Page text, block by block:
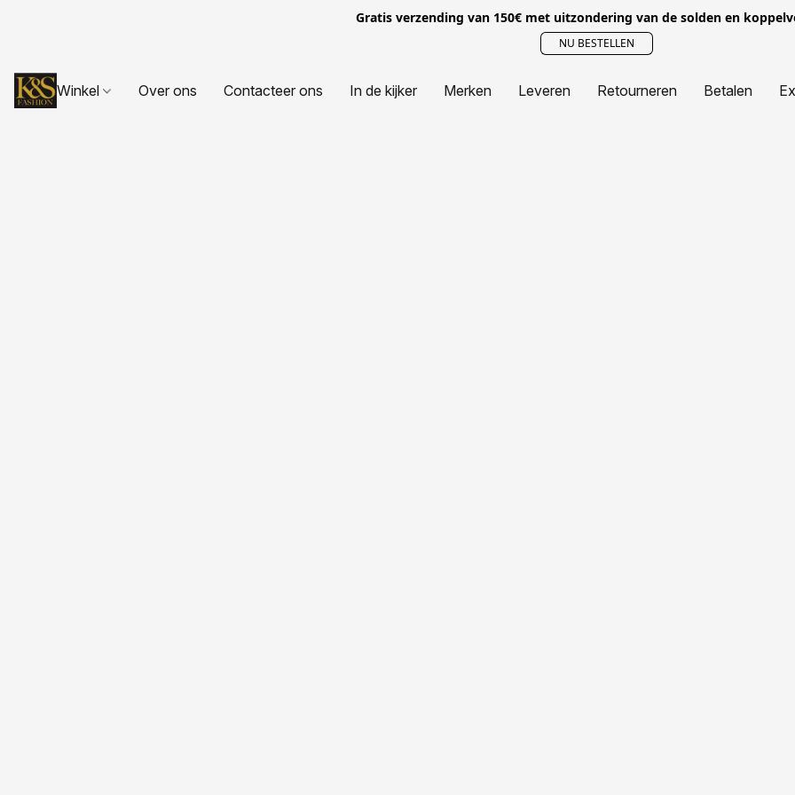
Gratis verzending van 150€ met uitzondering van de solden en
NU BESTELLEN
Winkel Over ons Contacteer ons In de kijker Merken Leveren Retourneren Betalen